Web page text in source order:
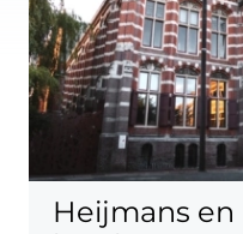
Heijmans en